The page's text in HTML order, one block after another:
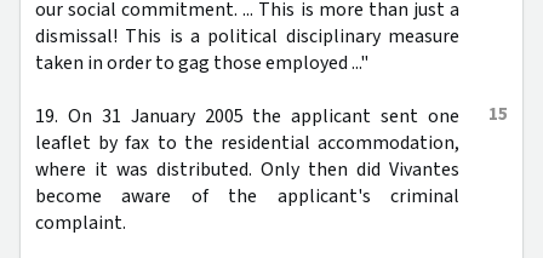
our social commitment. ... This is more than just a
dismissal! This is a political disciplinary measure
taken in order to gag those employed ..."
15
19. On 31 January 2005 the applicant sent one
leaflet by fax to the residential accommodation,
where it was distributed. Only then did Vivantes
become aware of the applicant's criminal
complaint.